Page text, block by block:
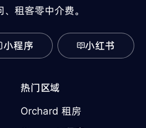
租客零中介费。
小程序 小红书
热门区域
Orchard 租房